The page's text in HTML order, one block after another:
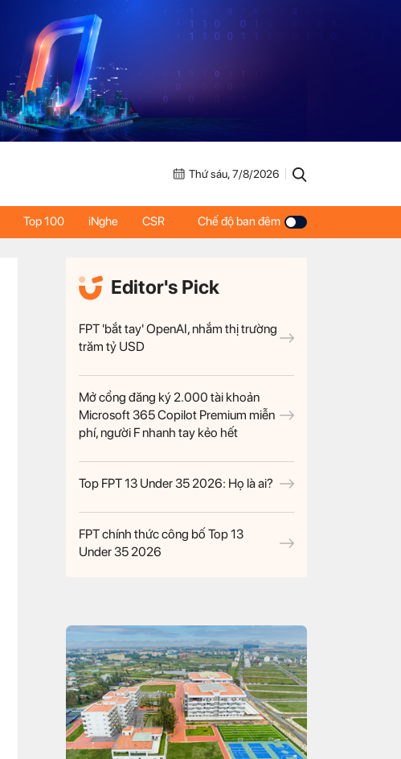
Thứ sáu, 7/8/2026
Top 100 iNghe CSR Chế độ ban đêm
Editor's Pick
FPT 'bắt tay' OpenAI, nhắm thị trường
trăm tỷ USD
Mở cổng đăng ký 2.000 tài khoản
Microsoft 365 Copilot Premium miễn
phí, người F nhanh tay kẻo hết
Top FPT 13 Under 35 2026: Họ là ai?
FPT chính thức công bố Top 13
Under 35 2026